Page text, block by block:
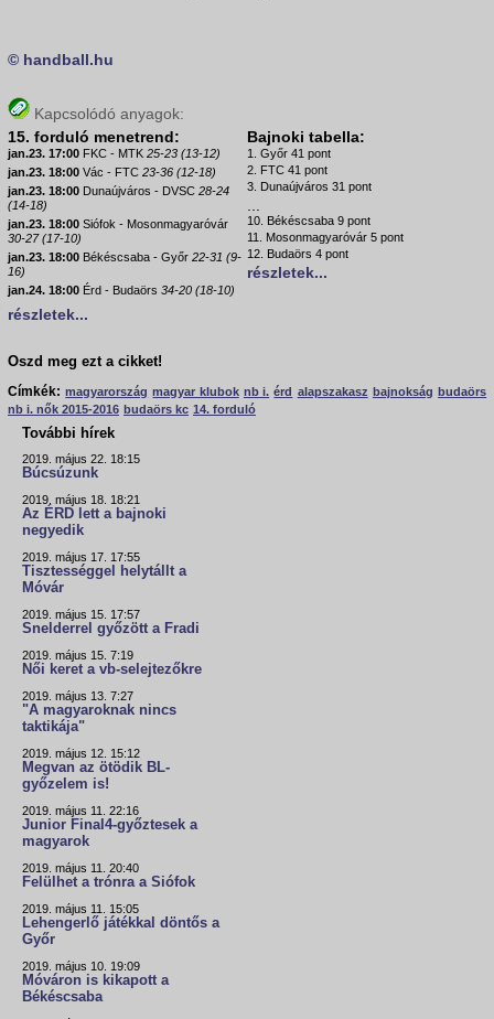
© handball.hu
Kapcsolódó anyagok:
15. forduló menetrend:
jan.23. 17:00 FKC - MTK 25-23 (13-12)
jan.23. 18:00 Vác - FTC 23-36 (12-18)
jan.23. 18:00 Dunaújváros - DVSC 28-24
(14-18)
jan.23. 18:00 Siófok - Mosonmagyaróvár
30-27 (17-10)
jan.23. 18:00 Békéscsaba - Győr 22-31 (9-
16)
jan.24. 18:00 Érd - Budaörs 34-20 (18-10)
részletek...
Bajnoki tabella:
1. Győr 41 pont
2. FTC 41 pont
3. Dunaújváros 31 pont
...
10. Békéscsaba 9 pont
11. Mosonmagyaróvár 5 pont
12. Budaörs 4 pont
részletek...
Oszd meg ezt a cikket!
Címkék: magyarország magyar klubok nb i. érd alapszakasz bajnokság budaörs
nb i. nők 2015-2016 budaörs kc 14. forduló
További hírek
2019. május 22. 18:15
Búcsúzunk
2019. május 18. 18:21
Az ÉRD lett a bajnoki
negyedik
2019. május 17. 17:55
Tisztességgel helytállt a
Móvár
2019. május 15. 17:57
Snelderrel győzött a Fradi
2019. május 15. 7:19
Női keret a vb-selejtezőkre
2019. május 13. 7:27
"A magyaroknak nincs
taktikája"
2019. május 12. 15:12
Megvan az ötödik BL-
győzelem is!
2019. május 11. 22:16
Junior Final4-győztesek a
magyarok
2019. május 11. 20:40
Felülhet a trónra a Siófok
2019. május 11. 15:05
Lehengerlő játékkal döntős a
Győr
2019. május 10. 19:09
Móváron is kikapott a
Békéscsaba